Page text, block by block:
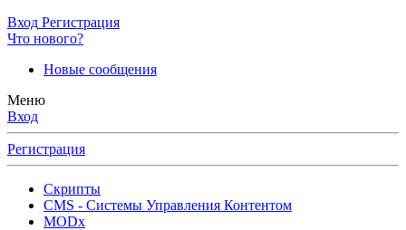
Вход Регистрация
Что нового?
Новые сообщения
Меню
Вход
Регистрация
Скрипты
CMS - Системы Управления Контентом
MODx